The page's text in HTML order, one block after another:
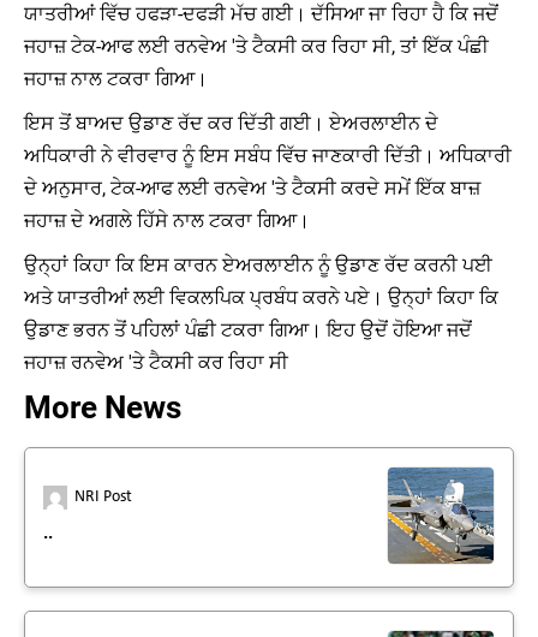
ਯਾਤਰੀਆਂ ਵਿੱਚ ਹਫੜਾ-ਦਫੜੀ ਮੱਚ ਗਈ। ਦੱਸਿਆ ਜਾ ਰਿਹਾ ਹੈ ਕਿ ਜਦੋਂ
ਜਹਾਜ਼ ਟੇਕ-ਆਫ ਲਈ ਰਨਵੇਅ 'ਤੇ ਟੈਕਸੀ ਕਰ ਰਿਹਾ ਸੀ, ਤਾਂ ਇੱਕ ਪੰਛੀ
ਜਹਾਜ਼ ਨਾਲ ਟਕਰਾ ਗਿਆ।
ਇਸ ਤੋਂ ਬਾਅਦ ਉਡਾਣ ਰੱਦ ਕਰ ਦਿੱਤੀ ਗਈ। ਏਅਰਲਾਈਨ ਦੇ
ਅਧਿਕਾਰੀ ਨੇ ਵੀਰਵਾਰ ਨੂੰ ਇਸ ਸਬੰਧ ਵਿੱਚ ਜਾਣਕਾਰੀ ਦਿੱਤੀ। ਅਧਿਕਾਰੀ
ਦੇ ਅਨੁਸਾਰ, ਟੇਕ-ਆਫ ਲਈ ਰਨਵੇਅ 'ਤੇ ਟੈਕਸੀ ਕਰਦੇ ਸਮੇਂ ਇੱਕ ਬਾਜ਼
ਜਹਾਜ਼ ਦੇ ਅਗਲੇ ਹਿੱਸੇ ਨਾਲ ਟਕਰਾ ਗਿਆ।
ਉਨ੍ਹਾਂ ਕਿਹਾ ਕਿ ਇਸ ਕਾਰਨ ਏਅਰਲਾਈਨ ਨੂੰ ਉਡਾਣ ਰੱਦ ਕਰਨੀ ਪਈ
ਅਤੇ ਯਾਤਰੀਆਂ ਲਈ ਵਿਕਲਪਿਕ ਪ੍ਰਬੰਧ ਕਰਨੇ ਪਏ। ਉਨ੍ਹਾਂ ਕਿਹਾ ਕਿ
ਉਡਾਣ ਭਰਨ ਤੋਂ ਪਹਿਲਾਂ ਪੰਛੀ ਟਕਰਾ ਗਿਆ। ਇਹ ਉਦੋਂ ਹੋਇਆ ਜਦੋਂ
ਜਹਾਜ਼ ਰਨਵੇਅ 'ਤੇ ਟੈਕਸੀ ਕਰ ਰਿਹਾ ਸੀ
More News
NRI Post
..